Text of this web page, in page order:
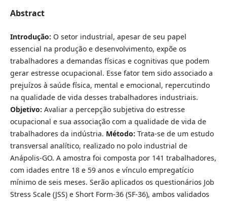
Abstract
Introdução: O setor industrial, apesar de seu papel
essencial na produção e desenvolvimento, expõe os
trabalhadores a demandas físicas e cognitivas que podem
gerar estresse ocupacional. Esse fator tem sido associado a
prejuízos à saúde física, mental e emocional, repercutindo
na qualidade de vida desses trabalhadores industriais.
Objetivo: Avaliar a percepção subjetiva do estresse
ocupacional e sua associação com a qualidade de vida de
trabalhadores da indústria. Método: Trata-se de um estudo
transversal analítico, realizado no polo industrial de
Anápolis-GO. A amostra foi composta por 141 trabalhadores,
com idades entre 18 e 59 anos e vínculo empregatício
mínimo de seis meses. Serão aplicados os questionários Job
Stress Scale (JSS) e Short Form-36 (SF-36), ambos validados